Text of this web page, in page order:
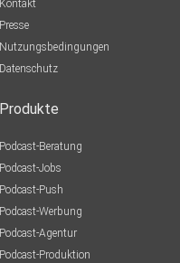
Kontakt
Presse
Nutzungsbedingungen
Datenschutz
Produkte
Podcast-Beratung
Podcast-Jobs
Podcast-Push
Podcast-Werbung
Podcast-Agentur
Podcast-Produktion